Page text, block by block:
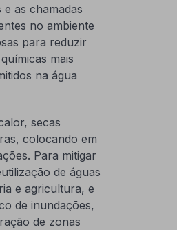
as chamadas
no ambiente
para reduzir
mais
na água
secas
colocando em
Para mitigar
de águas
e agricultura, e
de inundações,
de zonas